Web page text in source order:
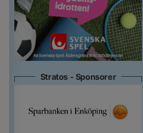
Stratos - Sponsorer